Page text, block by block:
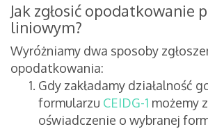
Jak zgłosić opodatkowanie
liniowym?
Wyróżniamy dwa sposoby
opodatkowania:
Gdy zakładamy działalność
formularzu CEIDG-1 możemy
oświadczenie o wybranej